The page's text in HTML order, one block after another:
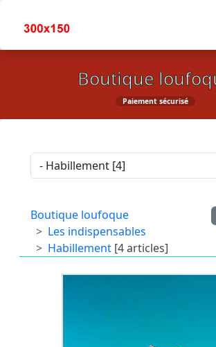
Boutique
Paiement sécurisé
Boutique loufoque
Les indispensables
Habillement [4 articles]